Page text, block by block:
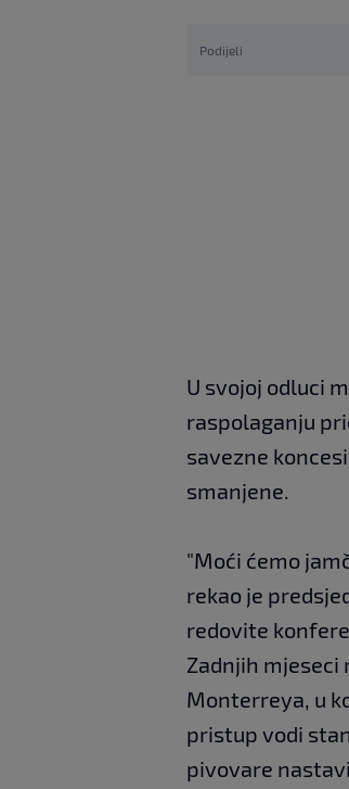
Podijeli
U svojoj odluci
raspolaganju
savezne
smanjene.
"Moći ćemo
rekao je
redovite
Zadnjih mjeseci
Monterreya, u
pristup vodi
pivovare